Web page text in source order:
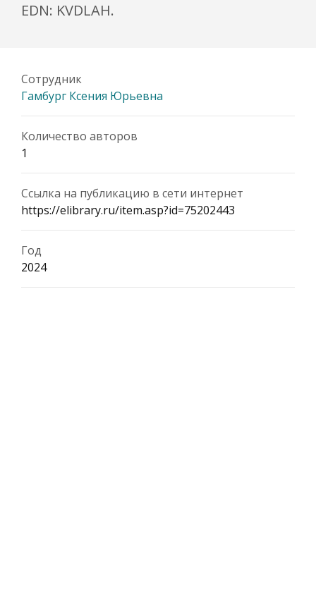
EDN: KVDLAH.
Сотрудник
Гамбург Ксения Юрьевна
Количество авторов
1
Ссылка на публикацию в сети интернет
https://elibrary.ru/item.asp?id=75202443
Год
2024